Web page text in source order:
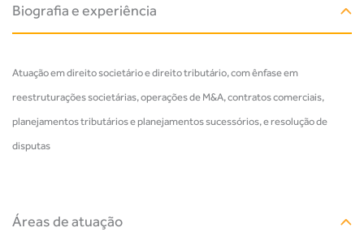
Biografia e experiência
Atuação em direito societário e direito tributário, com ênfase em
reestruturações societárias, operações de M&A, contratos comerciais,
planejamentos tributários e planejamentos sucessórios, e resolução de
disputas
Áreas de atuação